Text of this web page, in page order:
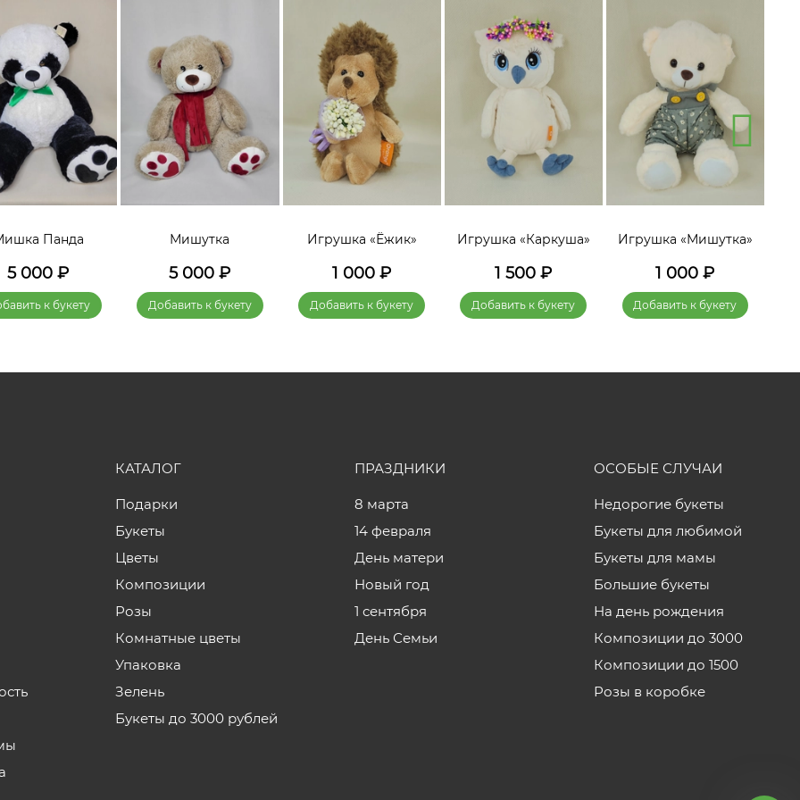
Панда
5 000 ₽
к букету
Мишутка
5 000 ₽
Добавить к букету
Игрушка «Ёжик»
1 000 ₽
Добавить к букету
Игрушка «Каркуша»
1 500 ₽
Добавить к букету
Игрушка «Мишутка»
1 000 ₽
Добавить к букету
КАТАЛОГ
Подарки
Букеты
Цветы
Композиции
Розы
Комнатные цветы
Упаковка
Зелень
Букеты до 3000 рублей
ПРАЗДНИКИ
8 марта
14 февраля
День матери
Новый год
1 сентября
День Семьи
ОСОБЫЕ СЛУЧАИ
Недорогие букеты
Букеты для любимой
Букеты для мамы
Большие букеты
На день рождения
Композиции до 3000
Композиции до 1500
Розы в коробке